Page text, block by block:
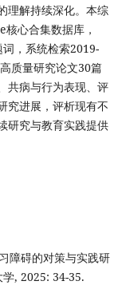
理解持续深化。本综
心合集数据库，
词，系统检索2019-
质量研究论文30篇
共病与行为表现、评
究进展，评析现有不
研究与教育实践提供
障碍的对策与实践研
, 2025: 34-35.